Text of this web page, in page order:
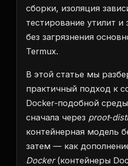
сборки, изоляция
тестирование утилит и
без загрязнения
Termux.
В этой статье мы
практичный подход к
Docker‑подобной
сначала через
контейнерная модель
затем — как
Docker(контейнеры